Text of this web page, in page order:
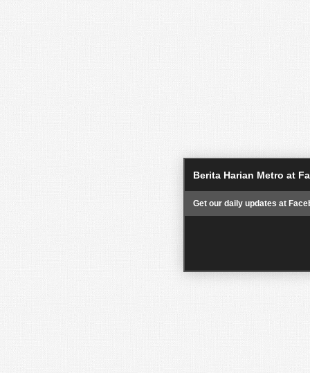
Berita Harian Metro at
Get our daily updates at